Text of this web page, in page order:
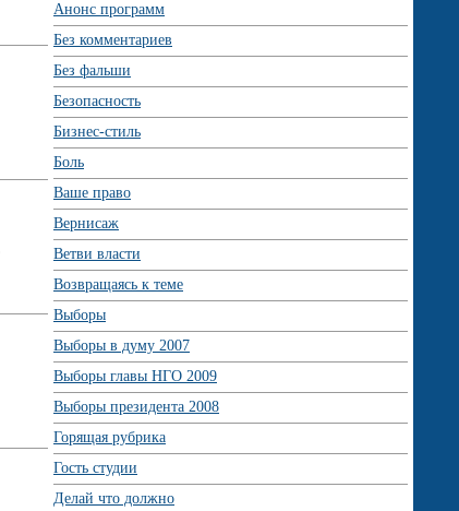
Анонс программ
Без комментариев
Без фальши
Безопасность
Бизнес-стиль
Боль
Ваше право
Вернисаж
Ветви власти
Возвращаясь к теме
Выборы
Выборы в думу 2007
Выборы главы НГО 2009
Выборы президента 2008
Горящая рубрика
Гость студии
Делай что должно